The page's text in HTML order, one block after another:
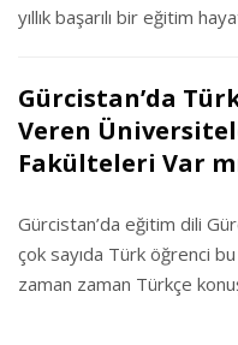
yıllık başarılı bir eğitim
Gürcistan’da
Veren
Fakülteleri Var
Gürcistan’da eğitim dili
çok sayıda Türk öğrenci
zaman zaman Türkçe